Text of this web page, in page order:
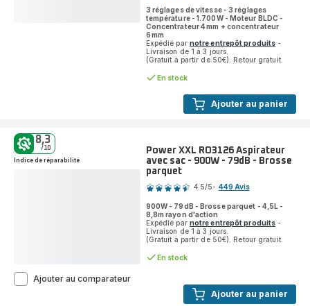
Silencieux
65dB
Ajouter au panier
3 réglages de vitesse - 3 réglages
température - 1.700W - Moteur BLDC -
Concentrateur 4 mm + concentrateur
6 mm
Expédié par notre entrepôt produits -
Livraison de 1 à 3 jours.
(Gratuit à partir de 50€). Retour gratuit.
En stock
Ajouter au panier
Power XXL RO3126 Aspirateur
avec sac - 900W - 79dB - Brosse
parquet
Note
4.5/5- 449 Avis
900W - 79dB - Brosse parquet - 4,5L -
8,8m rayon d'action
Expédié par notre entrepôt produits -
Livraison de 1 à 3 jours.
(Gratuit à partir de 50€). Retour gratuit.
En stock
8,3
/10
Indice de réparabilité
Ajouter au comparateurPower